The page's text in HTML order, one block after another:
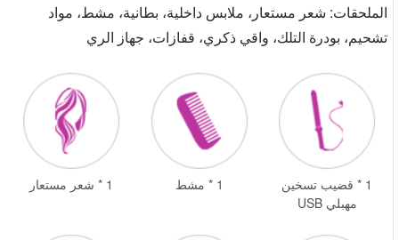
الملحقات: شعر مستعار، ملابس داخلية، بطانية، مشط، مواد
تشحيم، بودرة التلك، واقي ذكري، قفازات، جهاز الري
1 * قضيب تسخين
مهبلي USB
1 * مشط 1 * شعر مستعار